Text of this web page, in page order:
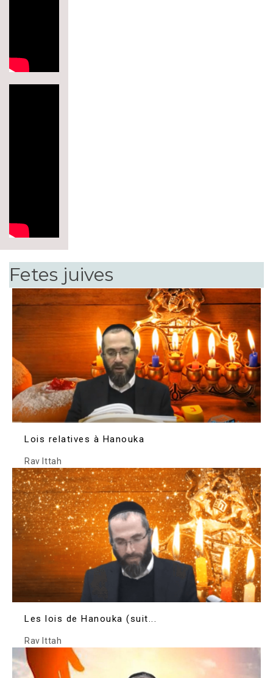
Fetes juives
Lois relatives à Hanouka
Rav Ittah
Les lois de Hanouka (suit...
Rav Ittah